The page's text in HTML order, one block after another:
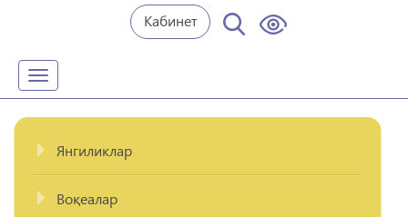
Кабинет
Toggle
navigation
Янгиликлар
Воқеалар